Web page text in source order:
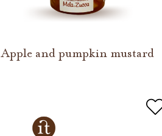
Apple and pumpkin mustard